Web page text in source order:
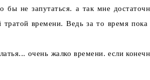
не запутаться. а так мне
тратой времени. Ведь за то время пока
очень жалко времени. если